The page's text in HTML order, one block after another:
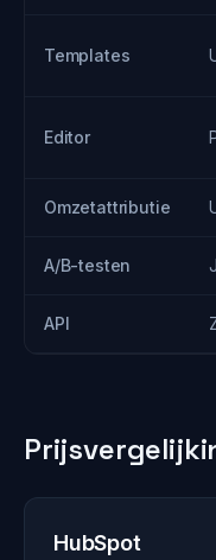
Templates
Editor
Omzetattributie
A/B-testen
API
HubSpot